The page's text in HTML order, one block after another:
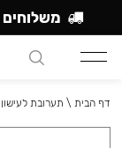
דף הבית \ תערובת לעישון
משלוחים